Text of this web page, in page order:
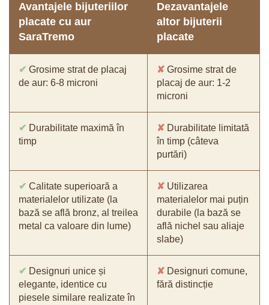
Avantajele bijuteriilor
placate cu aur
SaraTremo
Dezavantajele
altor bijuterii
placate
✔ Grosime strat de placaj
de aur: 6-8 microni
✘ Grosime strat de
placaj de aur: 1-2
microni
✔ Durabilitate maximă în
timp
✘ Durabilitate limitată
în timp (câteva
purtări)
✔ Calitate superioară a
materialelor utilizate (la
bază se află bronz, al treilea
metal ca valoare din lume)
✘ Utilizarea
materialelor mai puțin
durabile (la bază se
află nichel sau aliaje
slabe)
✔ Designuri unice și
elegante, identice cu
piesele similare realizate în
✘ Designuri comune,
fără distincție